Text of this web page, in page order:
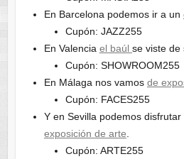
En Barcelona podemos ir a un
Cupón: JAZZ255
En Valencia el baúl se viste de
Cupón: SHOWROOM255
En Málaga nos vamos de
Cupón: FACES255
Y en Sevilla podemos
exposición de arte
Cupón: ARTE255